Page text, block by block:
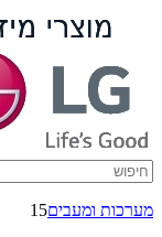
VRF-
V5-
H.P
-
ברימאג
מערכות ומעבים15